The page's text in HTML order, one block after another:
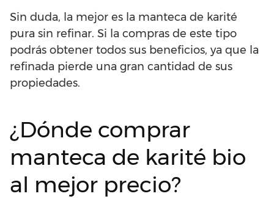
Sin duda, la mejor es la manteca de karité
pura sin refinar. Si la compras de este tipo
podrás obtener todos sus beneficios, ya que la
refinada pierde una gran cantidad de sus
propiedades.
¿Dónde comprar
manteca de karité bio
al mejor precio?